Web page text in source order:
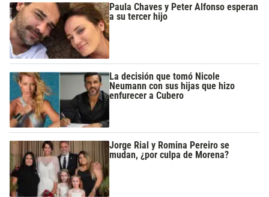
Paula Chaves y Peter Alfonso esperan
a su tercer hijo
La decisión que tomó Nicole
Neumann con sus hijas que hizo
enfurecer a Cubero
Jorge Rial y Romina Pereiro se
mudan, ¿por culpa de Morena?